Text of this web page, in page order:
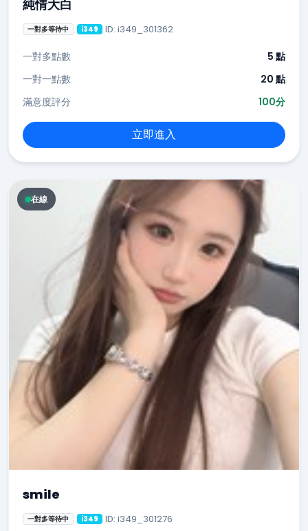
純情大白
一對多等待中 i349 ID: i349_301362
一對多點數
5 點
一對一點數
20 點
滿意度評分
100分
立即進入
在線
smile
一對多等待中 i349 ID: i349_301276